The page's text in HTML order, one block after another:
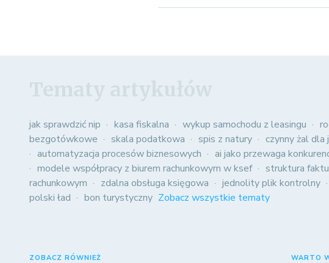
jak sprawdzić nip kasa fiskalna wykup samochodu z leasingu
bezgotówkowe
skala podatkowa spis z natury czynny żal dla
automatyzacja procesów biznesowych
ai jako przewaga
modele współpracy z biurem rachunkowym w ksef
struktura
rachunkowym
zdalna obsługa księgowa jednolity plik kontrolny
polski ład
bon turystyczny Zobacz wszystkie tematy
ZOBACZ RÓWNIEŻ WARTO